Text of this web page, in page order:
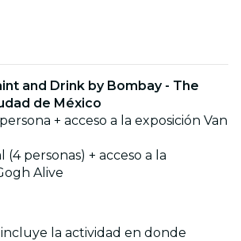
and Drink by Bombay - The
de México
+ acceso a la exposición Van
personas) + acceso a la
Alive
la actividad en donde